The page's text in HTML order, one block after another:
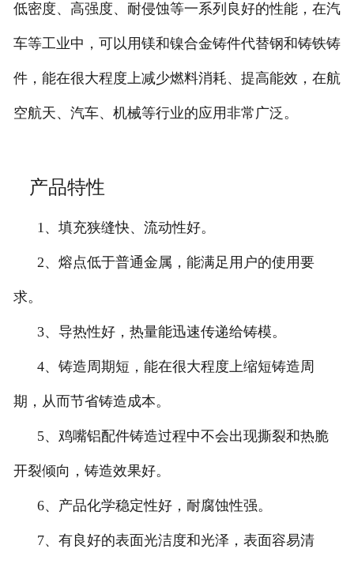
低密度、高强度、耐侵蚀等一系列良好的性能，在汽
车等工业中，可以用镁和镍合金铸件代替钢和铸铁铸
件，能在很大程度上减少燃料消耗、提高能效，在航
空航天、汽车、机械等行业的应用非常广泛。
产品特性
1、填充狭缝快、流动性好。
2、熔点低于普通金属，能满足用户的使用要
求。
3、导热性好，热量能迅速传递给铸模。
4、铸造周期短，能在很大程度上缩短铸造周
期，从而节省铸造成本。
5、鸡嘴铝配件铸造过程中不会出现撕裂和热脆
开裂倾向，铸造效果好。
6、产品化学稳定性好，耐腐蚀性强。
7、有良好的表面光洁度和光泽，表面容易清